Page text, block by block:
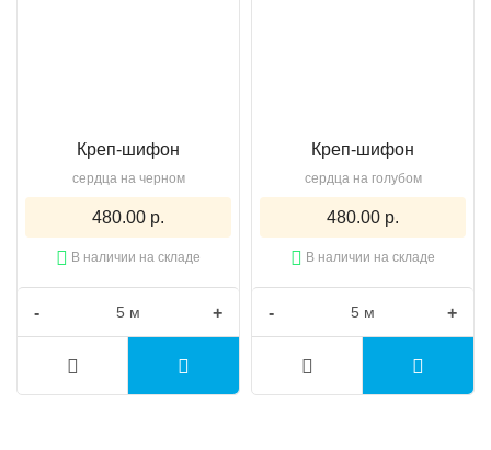
Креп-шифон
сердца на черном
480.00 р.
В наличии на складе
- +
Креп-шифон
сердца на голубом
480.00 р.
В наличии на складе
- +